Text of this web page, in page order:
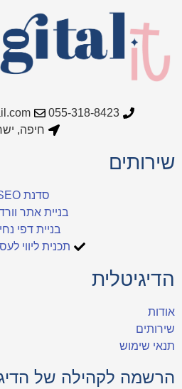
055-318-8423
חיפה,
שירותים
סדנת SEO
בניית אתר
בניית דפי
תכנית ליווי
הדיגיטלית
אודות
שירותים
תנאי שימוש
הרשמה לקהילה של